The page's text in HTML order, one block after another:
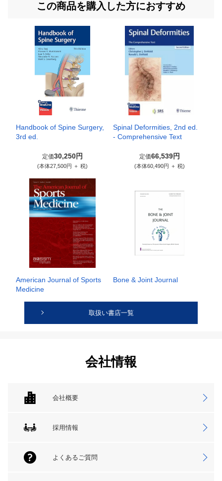
この商品を購入した方におすすめ
Handbook of Spine Surgery,
3rd ed.
定価30,250円
(本体27,500円 ＋ 税)
Spinal Deformities, 2nd ed.
- Comprehensive Text
定価66,539円
(本体60,490円 ＋ 税)
American Journal of Sports
Medicine
Bone & Joint Journal
取扱い書店一覧
会社情報
会社概要
採用情報
よくあるご質問